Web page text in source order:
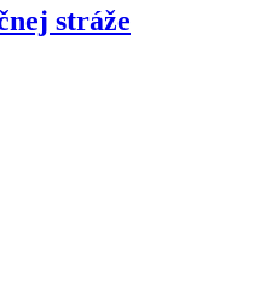
stráže